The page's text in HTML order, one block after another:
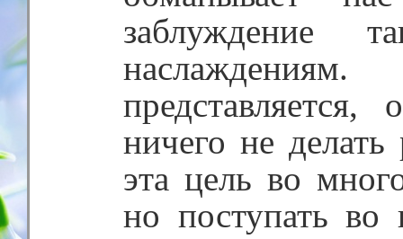
заблуждение
представляется,
ничего не
эта цель во
но поступать